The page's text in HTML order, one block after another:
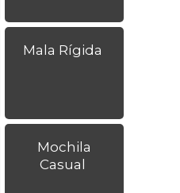
Mala Rígida
Mochila
Casual